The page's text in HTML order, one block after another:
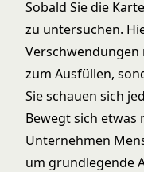
Sobald Sie die
zu untersuchen.
Verschwendungen
zum Ausfüllen,
Sie schauen sich
Bewegt sich etwas
Unternehmen
um grundlegende